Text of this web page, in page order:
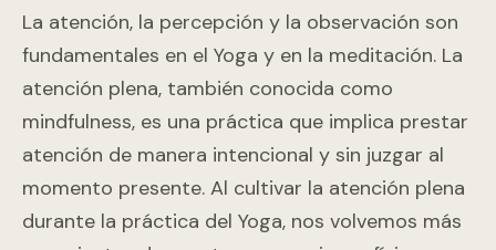
La atención, la percepción y la observación son
fundamentales en el Yoga y en la meditación. La
atención plena, también conocida como
mindfulness, es una práctica que implica prestar
atención de manera intencional y sin juzgar al
momento presente. Al cultivar la atención plena
durante la práctica del Yoga, nos volvemos más